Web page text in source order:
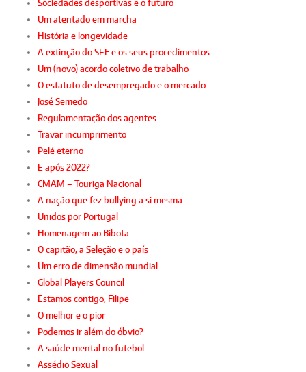
Sociedades desportivas e o futuro
Um atentado em marcha
História e longevidade
A extinção do SEF e os seus procedimentos
Um (novo) acordo coletivo de trabalho
O estatuto de desempregado e o mercado
José Semedo
Regulamentação dos agentes
Travar incumprimento
Pelé eterno
E após 2022?
CMAM – Touriga Nacional
A nação que fez bullying a si mesma
Unidos por Portugal
Homenagem ao Bibota
O capitão, a Seleção e o país
Um erro de dimensão mundial
Global Players Council
Estamos contigo, Filipe
O melhor e o pior
Podemos ir além do óbvio?
A saúde mental no futebol
Assédio Sexual